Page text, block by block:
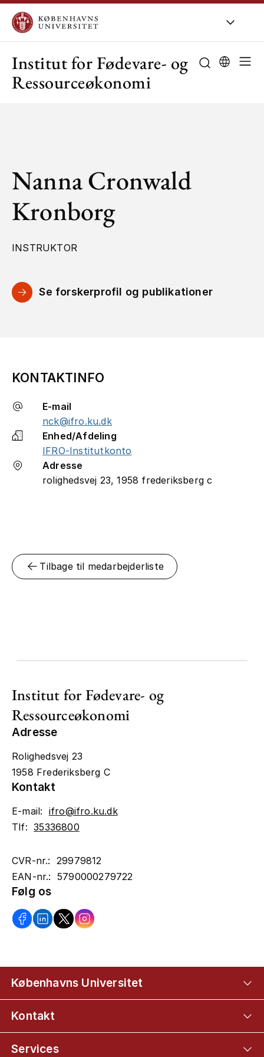
Institut for Fødevare- og
Ressourceøkonomi
Nanna Cronwald
Kronborg
INSTRUKTOR
Se forskerprofil og publikationer
KONTAKTINFO
E-mail
nck@ifro.ku.dk
Enhed/Afdeling
IFRO-Institutkonto
Adresse
rolighedsvej 23, 1958 frederiksberg c
Tilbage til medarbejderliste
Institut for Fødevare- og
Ressourceøkonomi
Adresse
Rolighedsvej 23
1958 Frederiksberg C
Kontakt
E-mail: ifro@ifro.ku.dk
Tlf:35336800
CVR-nr.: 29979812
EAN-nr.: 5790000279722
Følg os
Københavns Universitet
Kontakt
Services
Om KU